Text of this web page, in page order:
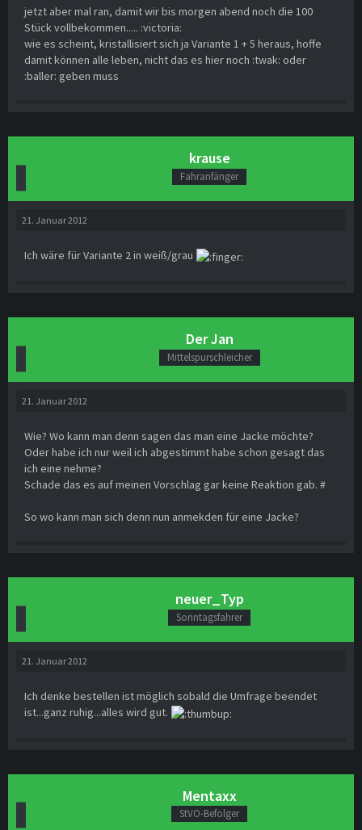
jetzt aber mal ran, damit wir bis morgen abend noch die 100
Stück vollbekommen..... :victoria:
wie es scheint, kristallisiert sich ja Variante 1 + 5 heraus, hoffe
damit können alle leben, nicht das es hier noch :twak: oder
:baller: geben muss
krause
Fahranfänger
21. Januar 2012
Ich wäre für Variante 2 in weiß/grau
Der Jan
Mittelspurschleicher
21. Januar 2012
Wie? Wo kann man denn sagen das man eine Jacke möchte?
Oder habe ich nur weil ich abgestimmt habe schon gesagt das
ich eine nehme?
Schade das es auf meinen Vorschlag gar keine Reaktion gab. #
So wo kann man sich denn nun anmekden für eine Jacke?
neuer_Typ
Sonntagsfahrer
21. Januar 2012
Ich denke bestellen ist möglich sobald die Umfrage beendet
ist...ganz ruhig...alles wird gut.
Mentaxx
StVO-Befolger